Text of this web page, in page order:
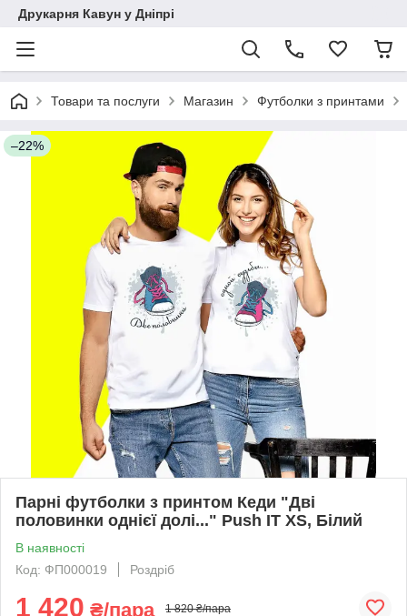
Друкарня Кавун у Дніпрі
Товари та послуги Магазин Футболки з принтами
–22%
Парні футболки з принтом Кеди "Дві
половинки однієї долі..." Push IT XS, Білий
В наявності
Код: ФП000019
Роздріб
1 420 ₴/пара 1 820 ₴/пара